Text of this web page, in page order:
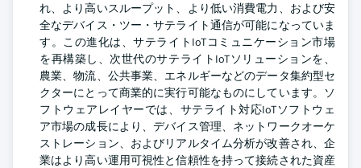
れ、より高いスループット、より低い消費電力、および安
全なデバイス・ツー・サテライト通信が可能になっていま
す。この進化は、サテライトIoTコミュニケーション市場
を再構築し、次世代のサテライトIoTソリューションを、
農業、物流、公共事業、エネルギーなどのデータ集約型セ
クターにとって商業的に実行可能なものにしています。ソ
フトウェアレイヤーでは、サテライト対応IoTソフトウェ
ア市場の成長により、デバイス管理、ネットワークオーケ
ストレーション、およびリアルタイム分析が改善され、企
業はより高い運用可視性と信頼性を持って接続された資産